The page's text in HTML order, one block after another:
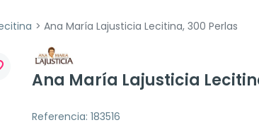
Ana María Lajusticia Lecitina, 300 Perlas
Ana María Lajusticia
Referencia: 183516